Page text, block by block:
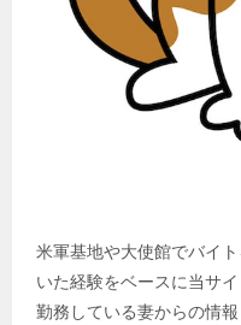
米軍基地や大使館でバイ
いた経験をベースに当サ
勤務している妻からの情